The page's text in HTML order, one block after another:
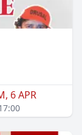
6 APR